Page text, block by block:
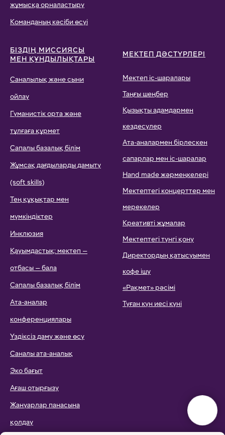
жұмысқа орналастыру
Команданың кәсіби өсуі
БІЗДІҢ МИССИЯСЫ
МЕН ҚҰНДЫЛЫҚТАРЫ
Саналылық және сыни
ойлау
Гуманистік орта және
тұлғаға құрмет
Сапалы базалық білім
Жұмсақ дағдыларды дамыту
(soft skills)
Тең құқықтар мен
мүмкіндіктер
Инклюзия
Қауымдастық: мектеп —
отбасы — бала
Сапалы базалық білім
Ата-аналар
конференциялары
Үздіксіз даму және өсу
Саналы ата-аналық
Эко бағыт
Ағаш отырғызу
Жануарлар панасына
қолдау
МЕКТЕП ДӘСТҮРЛЕРІ
Мектеп іс-шаралары
Таңғы шеңбер
Қызықты адамдармен
кездесулер
Ата-аналармен бірлескен
сапарлар мен іс-шаралар
Hand made жәрмеңкелері
Мектептегі концерттер мен
мерекелер
Креативті жұмалар
Мектептегі түнгі қону
Директордың қатысуымен
кофе ішу
«Рақмет» рәсімі
Туған күн иесі күні